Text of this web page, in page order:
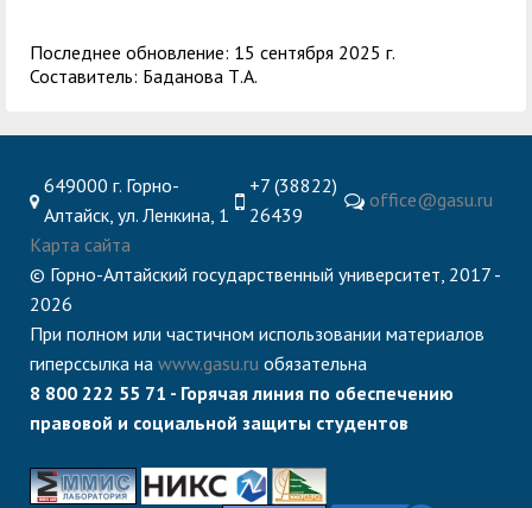
Последнее обновление: 15 сентября 2025 г.
Составитель: Баданова Т.А.
649000 г. Горно-
Алтайск, ул. Ленкина, 1
+7 (38822)
26439
office@gasu.ru
Карта сайта
© Горно-Алтайский государственный университет, 2017 -
2026
При полном или частичном использовании материалов
гиперссылка на www.gasu.ru обязательна
8 800 222 55 71 - Горячая линия по обеспечению
правовой и социальной защиты студентов